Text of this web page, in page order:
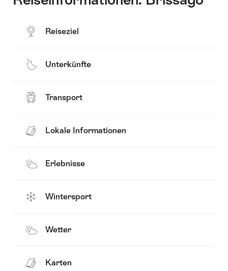
Reiseziel
Unterkünfte
Transport
Lokale Informationen
Erlebnisse
Wintersport
Wetter
Karten